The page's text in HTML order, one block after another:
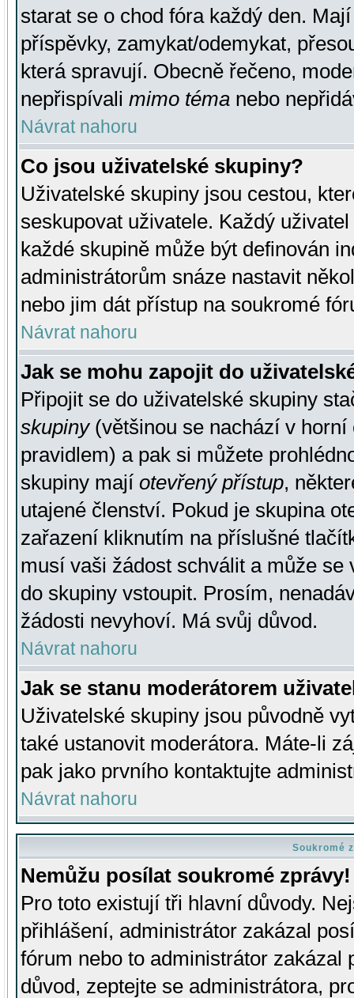
starat se o chod fóra každý den.
příspěvky, zamykat/odemykat,
která spravují. Obecně řečeno,
nepřispívali mimo téma nebo
Návrat nahoru
Co jsou uživatelské skupiny?
Uživatelské skupiny jsou cestou,
seskupovat uživatele. Každý
každé skupině může být definován
administrátorům snáze nastavit
nebo jim dát přístup na soukromé
Návrat nahoru
Jak se mohu zapojit do
Připojit se do uživatelské skupiny
skupiny(většinou se nachází v horní
pravidlem) a pak si můžete
skupiny mají otevřený přístup,
utajené členství. Pokud je skupina
zařazení kliknutím na příslušné
musí vaši žádost schválit a může se
do skupiny vstoupit. Prosím,
žádosti nevyhoví. Má svůj důvod.
Návrat nahoru
Jak se stanu moderátorem
Uživatelské skupiny jsou původně
také ustanovit moderátora. Máte-li
pak jako prvního kontaktujte
Návrat nahoru
Soukromé
Nemůžu posílat soukromé zprávy!
Pro toto existují tři hlavní důvody.
přihlášení, administrátor zakázal
fórum nebo to administrátor zakázal
důvod, zeptejte se administrátora,